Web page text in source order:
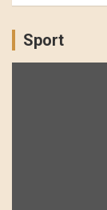
Sport